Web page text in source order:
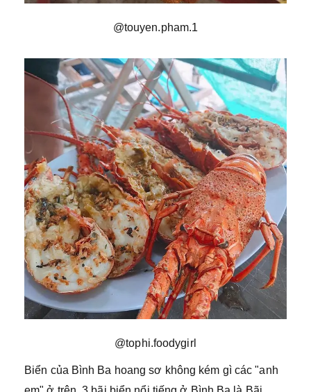
@touyen.pham.1
@tophi.foodygirl
Biển của Bình Ba hoang sơ không kém gì các "anh